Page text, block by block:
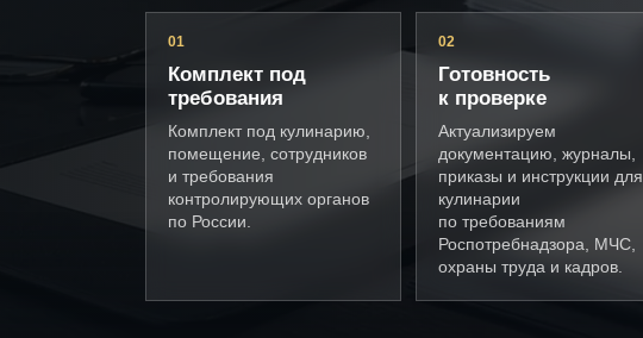
01
Комплект под
требования
Комплект под кулинарию,
помещение, сотрудников
и требования
контролирующих органов
по России.
02
Готовность
к проверке
Актуализируем
документацию, журналы,
приказы и инструкции для
кулинарии
по требованиям
Роспотребнадзора, МЧС,
охраны труда и кадров.